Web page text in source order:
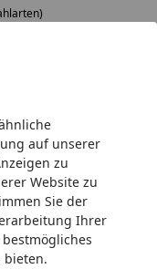
auf unserer
zu
Website zu
Sie der
Ihrer
bieten.
610 x 800